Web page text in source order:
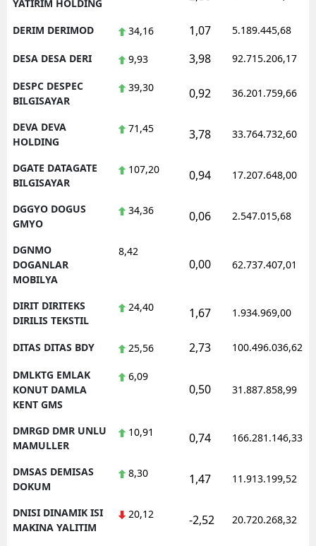
YATIRIM HOLDING
DERIM DERIMOD 34,16 1,07 5.189.445,68
DESA DESA DERI 9,93 3,98 92.715.206,17
DESPC DESPEC
BILGISAYAR
39,30 0,92 36.201.759,66
DEVA DEVA
HOLDING
71,45 3,78 33.764.732,60
DGATE DATAGATE
BILGISAYAR
107,20 0,94 17.207.648,00
DGGYO DOGUS
GMYO
34,36 0,06 2.547.015,68
DGNMO
DOGANLAR
MOBILYA
8,42
0,00 62.737.407,01
DIRIT DIRITEKS
DIRILIS TEKSTIL
24,40 1,67 1.934.969,00
DITAS DITAS BDY 25,56 2,73 100.496.036,62
DMLKTG EMLAK
KONUT DAMLA
KENT GMS
6,09
0,50 31.887.858,99
DMRGD DMR UNLU
MAMULLER
10,91 0,74 166.281.146,33
DMSAS DEMISAS
DOKUM
8,30 1,47 11.913.199,52
DNISI DINAMIK ISI
MAKINA YALITIM
20,12 -2,52 20.720.268,32